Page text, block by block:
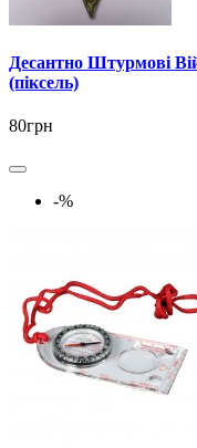
Десантно Штурмові
(піксель)
80грн
-%